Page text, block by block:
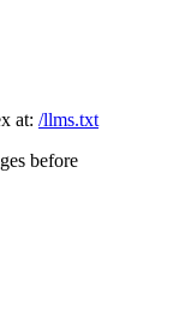
at: /llms.txt
before